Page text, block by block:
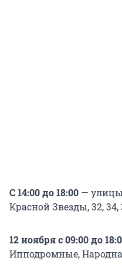
С 14:00 до 18:00 — улицы
Красной Звезды, 32, 34,
12 ноября с 09:00 до
Ипподромные,